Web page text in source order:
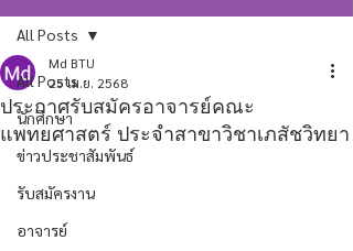
All Posts
นักศึกษา
ข่าวประชาสัมพันธ์
รับสมัครงาน
อาจารย์
All Posts
ประกาศรับสมัครอาจารย์คณะ
แพทยศาสตร์ ประจำสาขาวิชาเภสัชวิทยา
Md BTU
25 เม.ย. 2568